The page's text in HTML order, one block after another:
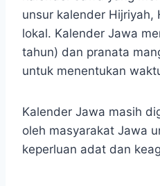
unsur kalender Hijriyah,
lokal. Kalender Jawa
tahun) dan pranata
untuk menentukan
Kalender Jawa masih
oleh masyarakat Jawa
keperluan adat dan